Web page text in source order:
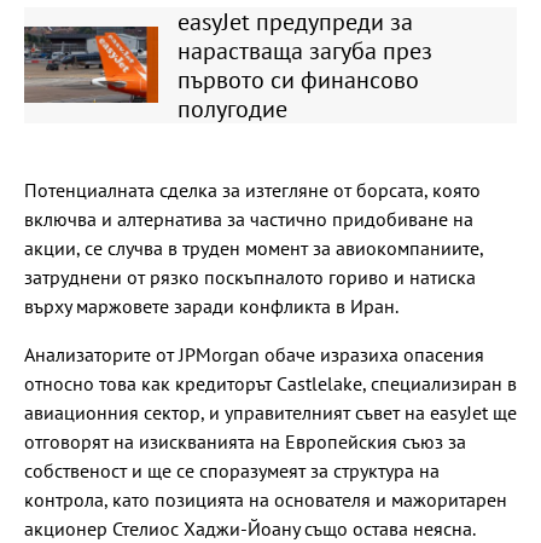
easyJet предупреди за
нарастваща загуба през
първото си финансово
полугодие
Потенциалната сделка за изтегляне от борсата, която
включва и алтернатива за частично придобиване на
акции, се случва в труден момент за авиокомпаниите,
затруднени от рязко поскъпналото гориво и натиска
върху маржовете заради конфликта в Иран.
Анализаторите от JPMorgan обаче изразиха опасения
относно това как кредиторът Castlelake, специализиран в
авиационния сектор, и управителният съвет на easyJet ще
отговорят на изискванията на Европейския съюз за
собственост и ще се споразумеят за структура на
контрола, като позицията на основателя и мажоритарен
акционер Стелиос Хаджи-Йоану също остава неясна.